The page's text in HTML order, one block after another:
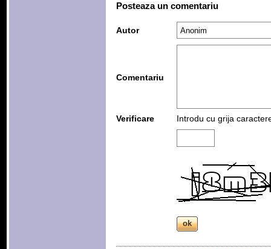
Posteaza un comentariu
Autor
Comentariu
Verificare Introdu cu grija